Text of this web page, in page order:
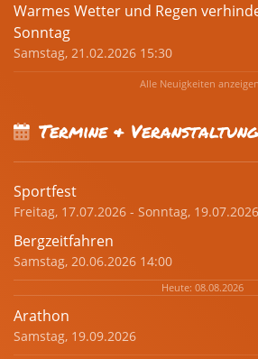
Warmes Wetter und Regen
Sonntag
Samstag, 21.02.2026 15:30
Alle Neuigkeiten anzeigen
Termine &
Sportfest
Freitag, 17.07.2026 - Sonntag, 19.07.2026
Bergzeitfahren
Samstag, 20.06.2026 14:00
Heute: 08.08.2026
Arathon
Samstag, 19.09.2026